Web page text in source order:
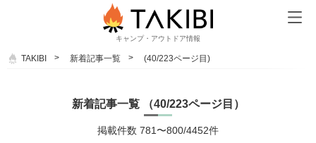
キャンプ・アウトドア情報
TAKIBI 新着記事一覧 (40/223ページ目)
新着記事一覧 （40/223ページ目）
掲載件数 781〜800/4452件